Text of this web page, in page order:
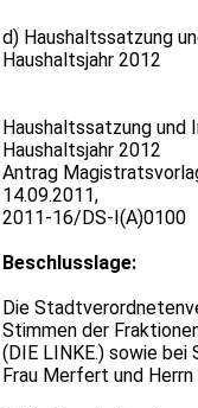
d) Haushaltssatzung
Haushaltsjahr 2012
Haushaltssatzung und
Haushaltsjahr 2012
Antrag
14.09.2011,
2011-16/DS-I(A)0100
Beschlusslage:
Die
Stimmen der
(DIE LINKE.) sowie bei
Frau Merfert und